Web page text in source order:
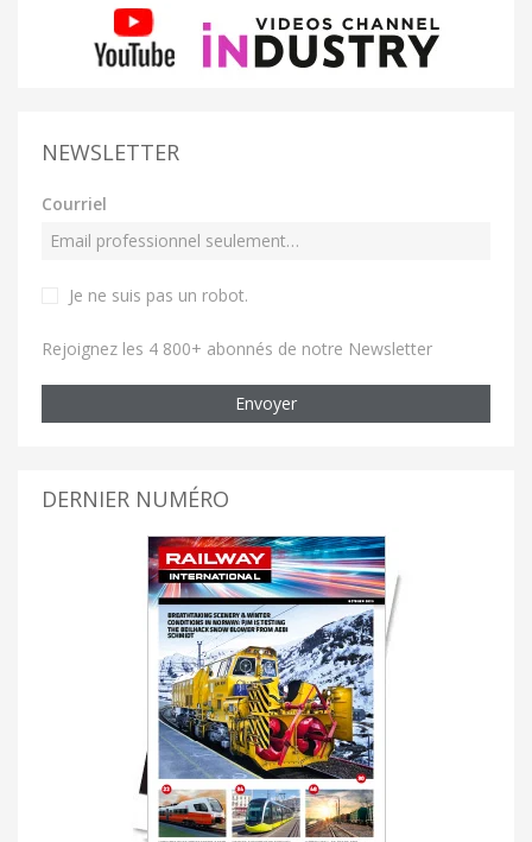
NEWSLETTER
Courriel
Je ne suis pas un robot.
Rejoignez les 4 800+ abonnés de notre Newsletter
Envoyer
DERNIER NUMÉRO